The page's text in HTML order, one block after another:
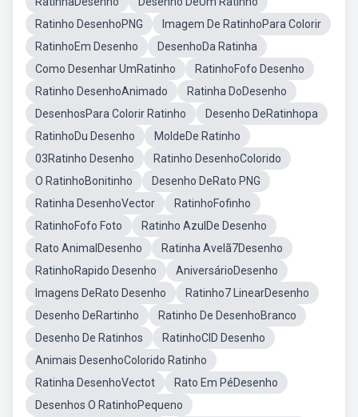
Ratinho DesenhoPNG
Imagem De RatinhoPara Colorir
RatinhoEm Desenho
DesenhoDa Ratinha
Como Desenhar UmRatinho
RatinhoFofo Desenho
Ratinho DesenhoAnimado
Ratinha DoDesenho
DesenhosPara Colorir Ratinho
Desenho DeRatinhopa
RatinhoDu Desenho
MoldeDe Ratinho
03Ratinho Desenho
Ratinho DesenhoColorido
O RatinhoBonitinho
Desenho DeRato PNG
Ratinha DesenhoVector
RatinhoFofinho
RatinhoFofo Foto
Ratinho AzulDe Desenho
Rato AnimalDesenho
Ratinha Avelã7Desenho
RatinhoRapido Desenho
AniversárioDesenho
Imagens DeRato Desenho
Ratinho7 LinearDesenho
Desenho DeRartinho
Ratinho De DesenhoBranco
Desenho De Ratinhos
RatinhoCID Desenho
Animais DesenhoColorido Ratinho
Ratinha DesenhoVectot
Rato Em PéDesenho
Desenhos O RatinhoPequeno